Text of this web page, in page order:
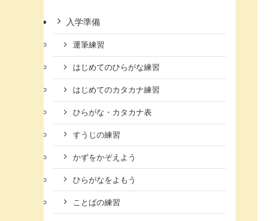
入学準備
運筆練習
はじめてのひらがな練習
はじめてのカタカナ練習
ひらがな・カタカナ表
すうじの練習
かずをかぞえよう
ひらがなをよもう
ことばの練習